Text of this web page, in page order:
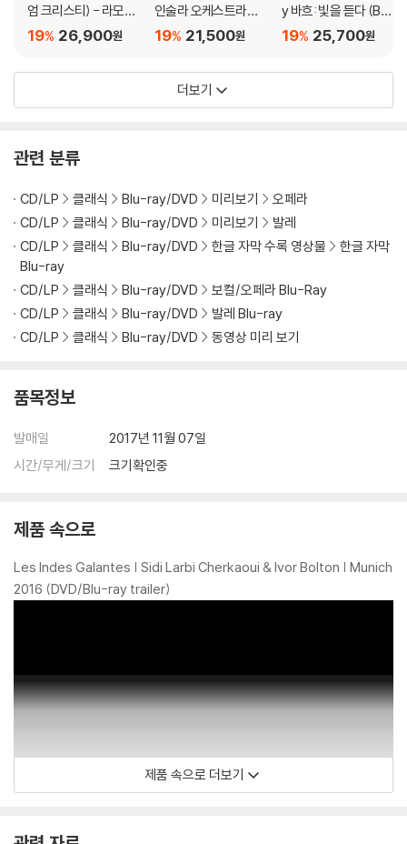
이트, 대용량 케이블 사용이 필수입니다.
2) 3D 블루레이는 전용 플레이어와 3D 지원 TV를 통해서만 재생 가능합
다.
있습니다.
3) 렌티큘러 스틸북의 경우, 보호필름이 붙어 판매되기도 합니다. 보호필
름 손상에 의한 교환/반품은 불가합니다.
4) 본품 보호를 위해 노란색의 카톤 박스로 재포장한 경우, 카톤박스 손상
에 의한 교환/반품은 불가합니다.
5) 아웃케이스/구성품/포장 상태 불량에 의한 교환/반품 신청시 불량 확
인을 위해 개봉 시의 동영상을 요청할 수 있으며, 동영상이 없는 경우 교
※ 디스크 재생 불량
가하니 최신 소프트웨어로 업데이트된 DVD/BD 전용 기기에서 재생하실
것을 권유해 드립니다.
해결됩니다.
3) 일부 PC 연결형 ODD의 경우 호환 상의 문제로 정상적인 디스크도 재
생이 불가능한 경우가 있습니다. 독립형 전용 플레이어 사용을 권장드리
며, ODD 사용으로 인한 재생 불량의 경우 교환 시에도 동일한 오류가 발
디스크에 미세한 잔 흠집이 남아있거나 인쇄 면이 깨끗하지 않은 경우가
있으며, 상품의 불량이 아닙니다. 단, 재생에 이상이 있는 경우에는 불량으
1) 불량으로 인한 교환/반품 요청 시에는 불량 확인을 위해 개봉 시의 동영
엄 크리스티) - 라모의
바이올린 (Le Violon
26,900원
19%
인술라 오케스트라와
함께하는 클래식 명곡
Cinema)
21,500원
19%
y 바흐: 빛을 듣다 (Bac
h: Ecouter La LumiEr
25,700원
19%
더보기
관련 분류
CD/LP 클래식 Blu-ray/DVD 미리보기
오페라
CD/LP
클래식 Blu-ray/DVD 미리보기
발레
CD/LP
클래식 Blu-ray/DVD 한글 자막 수록 영상물
한글 자막
Blu-ray
CD/LP
클래식 Blu-ray/DVD
보컬/오페라 Blu-Ray
CD/LP
클래식 Blu-ray/DVD
발레 Blu-ray
CD/LP
클래식 Blu-ray/DVD 동영상 미리 보기
품목정보
발매일
2017년 11월 07일
시간/무게/크기
크기확인중
제품 속으로
Les Indes Galantes | Sidi Larbi Cherkaoui & Ivor Bolton | Munich
2016 (DVD/Blu-ray trailer)
제품 속으로 더보기